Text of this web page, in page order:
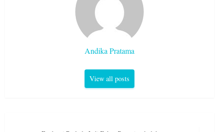
Andika Pratama
View all posts